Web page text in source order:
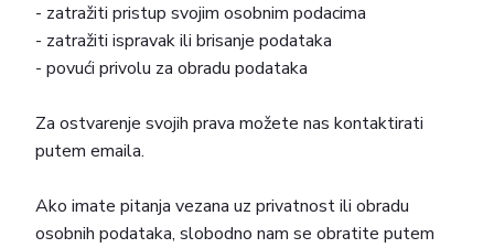
- zatražiti pristup svojim osobnim podacima
- zatražiti ispravak ili brisanje podataka
- povući privolu za obradu podataka
Za ostvarenje svojih prava možete nas kontaktirati
putem emaila.
Ako imate pitanja vezana uz privatnost ili obradu
osobnih podataka, slobodno nam se obratite putem